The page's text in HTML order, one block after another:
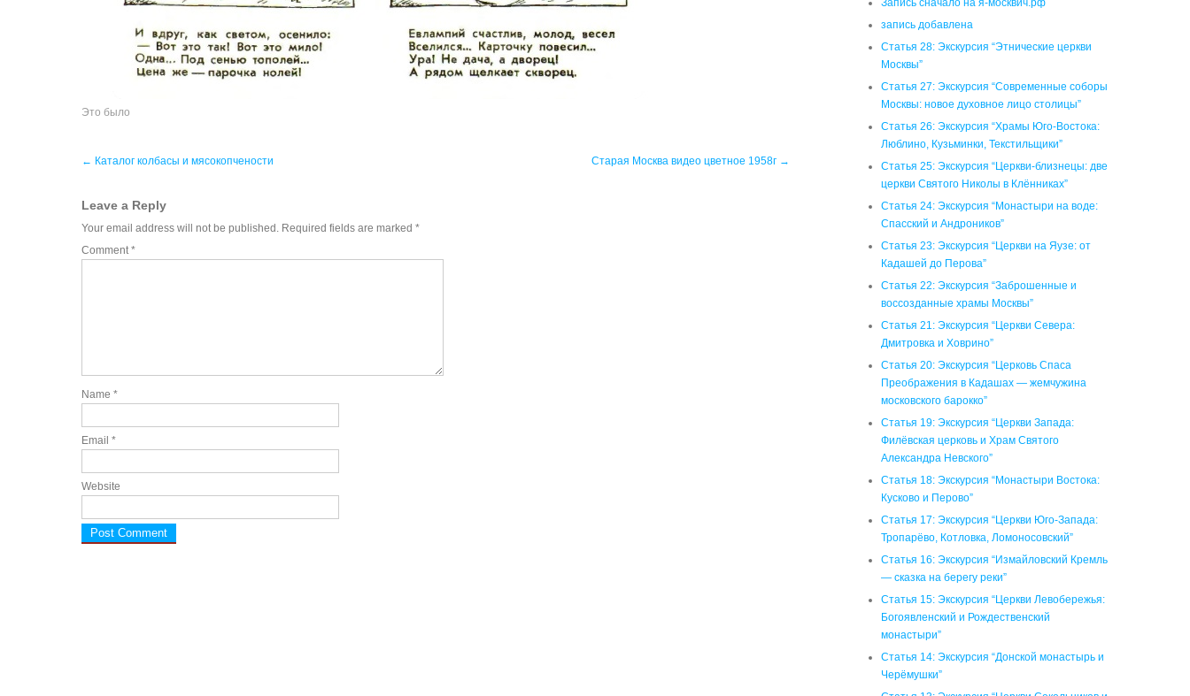
Это было
navigation
← Каталог колбасы и мясокопчености Старая Москва видео цветное 1958г →
Leave a Reply
Your email address will not be published. Required fields are marked *
Comment*
Name *
Email *
Website
запись добавлена
Статья 28: Экскурсия “Этнические церкви
Москвы”
Статья 27: Экскурсия “Современные соборы
Москвы: новое духовное лицо столицы”
Статья 26: Экскурсия “Храмы Юго-Востока:
Люблино, Кузьминки, Текстильщики”
Статья 25: Экскурсия “Церкви-близнецы: две
церкви Святого Николы в Клённиках”
Статья 24: Экскурсия “Монастыри на воде:
Спасский и Андроников”
Статья 23: Экскурсия “Церкви на Яузе: от
Кадашей до Перова”
Статья 22: Экскурсия “Заброшенные и
воссозданные храмы Москвы”
Статья 21: Экскурсия “Церкви Севера:
Дмитровка и Ховрино”
Статья 20: Экскурсия “Церковь Спаса
Преображения в Кадашах — жемчужина
московского барокко”
Статья 19: Экскурсия “Церкви Запада:
Филёвская церковь и Храм Святого
Александра Невского”
Статья 18: Экскурсия “Монастыри Востока:
Кусково и Перово”
Статья 17: Экскурсия “Церкви Юго-Запада:
Тропарёво, Котловка, Ломоносовский”
Статья 16: Экскурсия “Измайловский Кремль
— сказка на берегу реки”
Статья 15: Экскурсия “Церкви Левобережья:
Богоявленский и Рождественский
монастыри”
Статья 14: Экскурсия “Донской монастырь и
Черёмушки”